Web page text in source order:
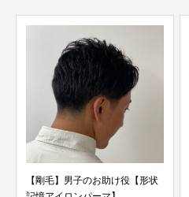
6月の営業カレンダー更新